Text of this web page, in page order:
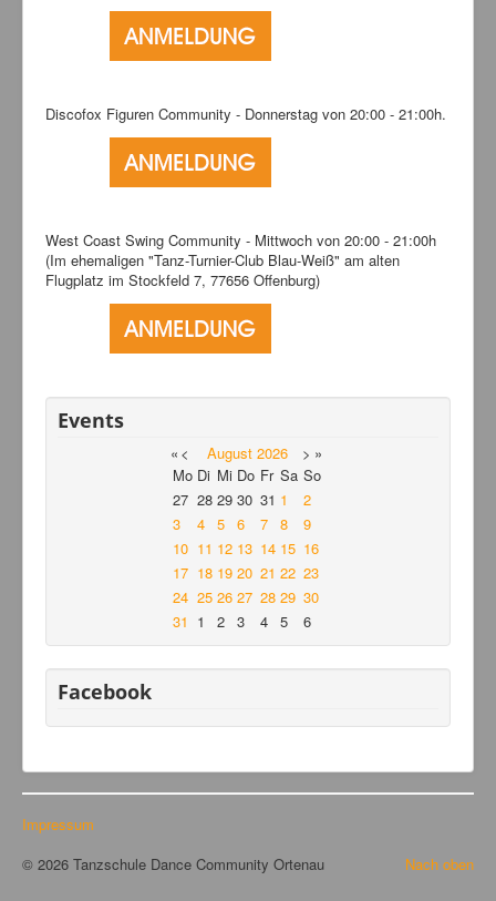
Discofox Figuren Community - Donnerstag von 20:00 - 21:00h.
West Coast Swing Community - Mittwoch von 20:00 - 21:00h
(Im ehemaligen "Tanz-Turnier-Club Blau-Weiß" am alten
Flugplatz im Stockfeld 7, 77656 Offenburg)
Events
« < August 2026 > »
Mo Di Mi Do Fr Sa So
27 28 29 30 31 1
2
3
4 5 6 7 8
9
10 11 12 13 14 15 16
17 18 19 20 21 22 23
24 25 26 27 28 29 30
31 1 2 3 4 5 6
Facebook
Impressum
Nach oben
© 2026 Tanzschule Dance Community Ortenau